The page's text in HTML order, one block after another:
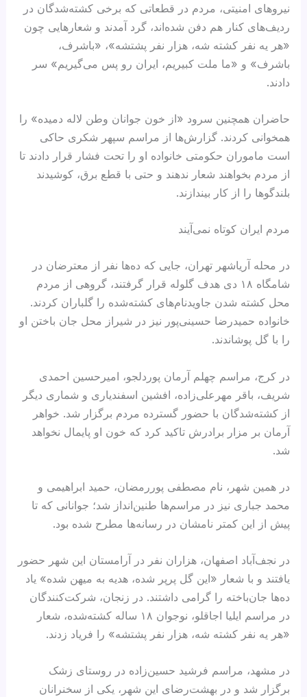
نیروهای امنیتی، مردم در قطعاتی که برخی کشته‌شدگان در
ردیف‌های کنار هم دفن شده‌اند، گرد آمدند و شعارهایی چون
«هر یه نفر کشته شه، هزار نفر پشتشه»، «باشرف،
باشرف» و «ما ملت کبیریم، ایران رو پس می‌گیریم» سر
دادند.
حاضران همچنین سرود «از خون جوانان وطن لاله دمیده» را
همخوانی کردند. گزارش‌ها از مراسم سپهر شکری حاکی
است ماموران حکومتی خانواده او را تحت فشار قرار دادند تا
از مردم بخواهند شعار ندهند و حتی با قطع برق، کوشیدند
بلندگوها را از کار بیندازند.
مردم ایران کوتاه نمی‌آیند
در محله آریاشهر تهران، جایی که ده‌ها نفر از معترضان در
شامگاه ۱۸ دی هدف گلوله قرار گرفتند، گروهی از مردم
محل کشته‌ شدن جاویدنام‌های کشته‌شده را گلباران کردند.
خانواده حمیدرضا حسینی‌پور نیز در شیراز محل جان‌ باختن او
را با گل پوشاندند.
در کرج، مراسم چهلم آرمان پوردلجو، امیرحسین احمدی
شریف، باقر مهرعلی‌زاده، افشین اسفندیاری و شماری دیگر
از کشته‌شدگان با حضور گسترده مردم برگزار شد. خواهر
آرمان بر مزار برادرش تاکید کرد که خون او پایمال نخواهد
شد.
در همین شهر، نام مصطفی پوررمضان، حمید ابراهیمی و
محمد جباری نیز در مراسم‌ها طنین‌انداز شد؛ جوانانی که تا
پیش از این کمتر نامشان در رسانه‌ها مطرح شده بود.
در نجف‌آباد اصفهان، هزاران نفر در آرامستان این شهر حضور
یافتند و با شعار «این گل پرپر شده، هدیه به میهن شده» یاد
ده‌ها جان‌باخته را گرامی داشتند. در زنجان، شرکت‌کنندگان
در مراسم ایلیا اجاقلو، نوجوان ۱۸ ساله کشته‌شده، شعار
«هر یه نفر کشته شه، هزار نفر پشتشه» را فریاد زدند.
در مشهد، مراسم فرشید حسین‌زاده در روستای زشک
برگزار شد و در بهشت‌رضای این شهر، یکی از سخنرانان